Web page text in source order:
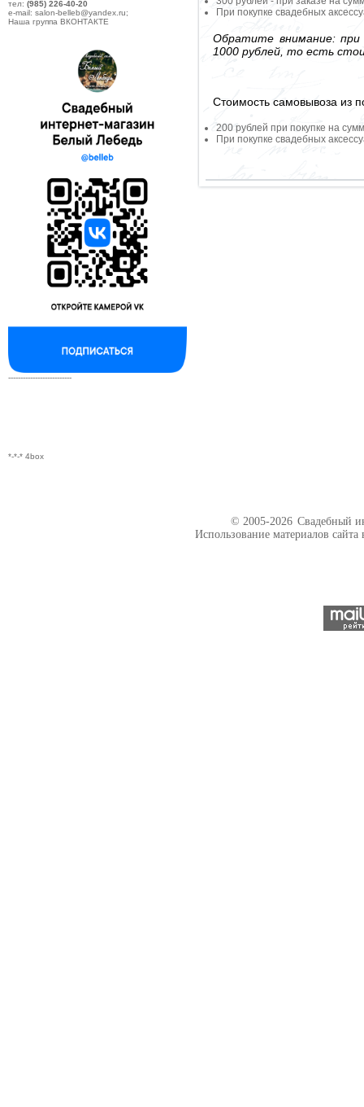
тел: (985) 226-40-20
e-mail: salon-belleb@yandex.ru;
Наша группа ВКОНТАКТЕ
--------------------------
*-*-* 4box
При покупке свадебных
Обратите внимание: при
1000 рублей, то есть
Стоимость самовывоза из
200 рублей при покупке на
При покупке свадебных
© 2005-2026 Свадебный
Использование материалов